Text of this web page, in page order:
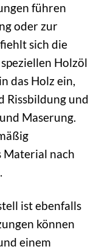
führen
oder zur
sich die
Holzöl
das Holz ein,
Rissbildung und
Maserung.
Material nach
ist ebenfalls
können
einem